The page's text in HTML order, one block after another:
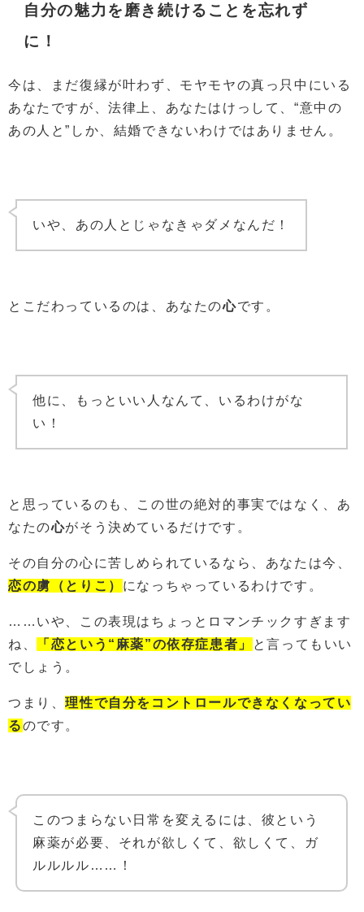
自分の魅力を磨き続けることを忘れず
に！
今は、まだ復縁が叶わず、モヤモヤの真っ只中にいる
あなたですが、法律上、あなたはけっして、“意中の
あの人と”しか、結婚できないわけではありません。
いや、あの人とじゃなきゃダメなんだ！
とこだわっているのは、あなたの心です。
他に、もっといい人なんて、いるわけがな
い！
と思っているのも、この世の絶対的事実ではなく、あ
なたの心がそう決めているだけです。
その自分の心に苦しめられているなら、あなたは今、
恋の虜（とりこ） になっちゃっているわけです。
……いや、この表現はちょっとロマンチックすぎます
ね、
「恋という“麻薬”の依存症患者」
と言ってもいい
でしょう。
つまり、理性で自分をコントロールできなくなってい
るのです。
このつまらない日常を変えるには、彼という
麻薬が必要、それが欲しくて、欲しくて、ガ
ルルルル……！